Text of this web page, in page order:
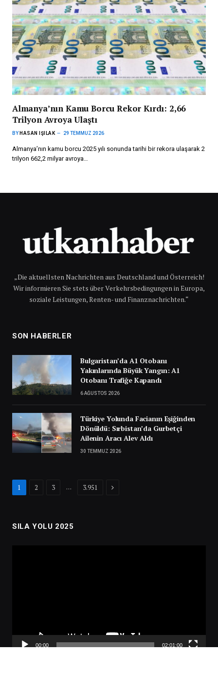
Almanya’nın Kamu Borcu Rekor Kırdı: 2,66
Trilyon Avroya Ulaştı
BY HASAN IŞILAK 29 TEMMUZ 2026
Almanya’nın kamu borcu 2025 yılı sonunda tarihi bir rekora ulaşarak 2
trilyon 662,2 milyar avroya…
„Die aktuellsten Nachrichten aus Deutschland und Österreich!
Wir informieren Sie stets über Verkehrsbedingungen in Europa,
soziale Leistungen, Renten- und Finanznachrichten.“
SON HABERLER
Bulgaristan’da A1 Otobanı
Yakınlarında Büyük Yangın: A1
Otobanı Trafiğe Kapandı
6 AĞUSTOS 2026
Türkiye Yolunda Facianın Eşiğinden
Dönüldü: Sırbistan’da Gurbetçi
Ailenin Aracı Alev Aldı
30 TEMMUZ 2026
1 2 3 … 3.951 Next
SILA YOLU 2025
00:00 02:01:00